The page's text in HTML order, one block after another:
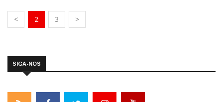
< 2 3 >
SIGA-NOS